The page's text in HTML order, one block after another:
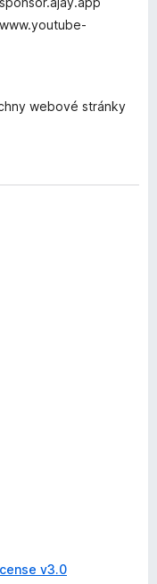
webové stránky
v3.0